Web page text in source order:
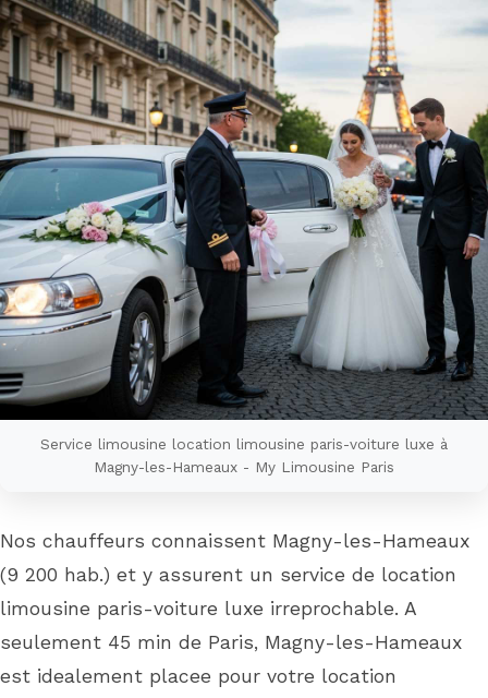
Service limousine location limousine paris-voiture luxe à
Magny-les-Hameaux - My Limousine Paris
Nos chauffeurs connaissent Magny-les-Hameaux
(9 200 hab.) et y assurent un service de location
limousine paris-voiture luxe irreprochable. A
seulement 45 min de Paris, Magny-les-Hameaux
est idealement placee pour votre location